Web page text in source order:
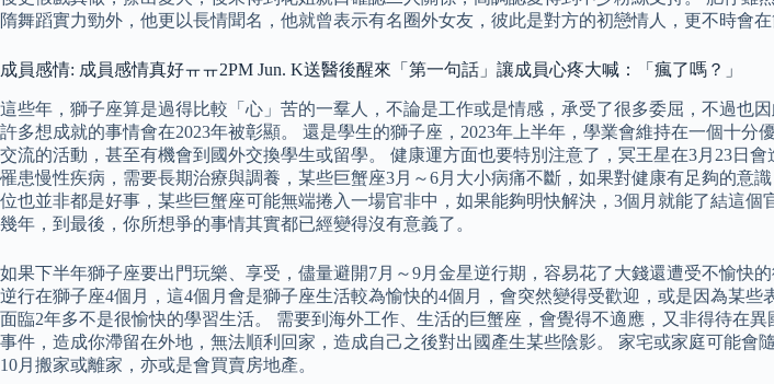
隋舞蹈實力勁外，他更以長情聞名，他就曾表示有名圈外女友，彼此是對方的初戀情人，更不時會在
成員感情: 成員感情真好ㅠㅠ2PM Jun. K送醫後醒來「第一句話」讓成員心疼大喊：「瘋了嗎？」
這些年，獅子座算是過得比較「心」苦的一羣人，不論是工作或是情感，承受了很多委屈，不過也
許多想成就的事情會在2023年被彰顯。 還是學生的獅子座，2023年上半年，學業會維持在一個十
交流的活動，甚至有機會到國外交換學生或留學。 健康運方面也要特別注意了，冥王星在3月23日
罹患慢性疾病，需要長期治療與調養，某些巨蟹座3月～6月大小病痛不斷，如果對健康有足夠的
位也並非都是好事，某些巨蟹座可能無端捲入一場官非中，如果能夠明快解決，3個月就能了結這
幾年，到最後，你所想爭的事情其實都已經變得沒有意義了。
如果下半年獅子座要出門玩樂、享受，儘量避開7月～9月金星逆行期，容易花了大錢還遭受不愉
逆行在獅子座4個月，這4個月會是獅子座生活較為愉快的4個月，會突然變得受歡迎，或是因為某
面臨2年多不是很愉快的學習生活。 需要到海外工作、生活的巨蟹座，會覺得不適應，又非得待在
事件，造成你滯留在外地，無法順利回家，造成自己之後對出國產生某些陰影。 家宅或家庭可能
10月搬家或離家，亦或是會買賣房地產。